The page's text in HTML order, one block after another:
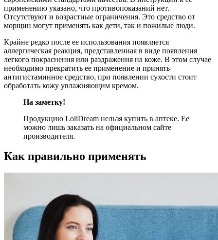
применению указано, что противопоказаний нет.
Отсутствуют и возрастные ограничения. Это средство от
морщин могут применять как дети, так и пожилые люди.
Крайне редко после ее использования появляется
аллергическая реакция, представленная в виде появления
легкого покраснения или раздражения на коже. В этом случае
необходимо прекратить ее применение и принять
антигистаминное средство, при появлении сухости стоит
обработать кожу увлажняющим кремом.
На заметку!
Продукцию LoliDream нельзя купить в аптеке. Ее
можно лишь заказать на официальном сайте
производителя.
Как правильно применять